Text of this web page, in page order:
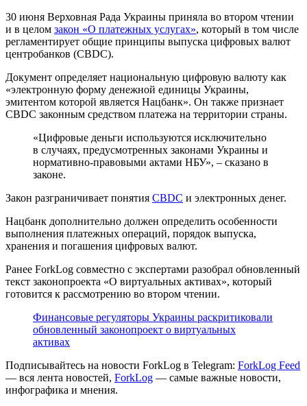
30 июня Верховная Рада Украины приняла во втором чтении
и в целом закон «О платежных услугах», который в том числе
регламентирует общие принципы выпуска цифровых валют
центробанков (CBDC).
Документ определяет национальную цифровую валюту как
«электронную форму денежной единицы Украины,
эмитентом которой является Нацбанк». Он также признает
CBDC законным средством платежа на территории страны.
«Цифровые деньги используются исключительно
в случаях, предусмотренных законами Украины и
нормативно-правовыми актами НБУ», – сказано в
законе.
Закон разграничивает понятия CBDC и электронных денег.
Нацбанк дополнительно должен определить особенности
выполнения платежных операций, порядок выпуска,
хранения и погашения цифровых валют.
Ранее ForkLog совместно с экспертами разобрал обновленный
текст законопроекта «О виртуальных активах», который
готовится к рассмотрению во втором чтении.
Финансовые регуляторы Украины раскритиковали
обновленный законопроект о виртуальных
активах
Подписывайтесь на новости ForkLog в Telegram: ForkLog Feed
— вся лента новостей, ForkLog — самые важные новости,
инфографика и мнения.